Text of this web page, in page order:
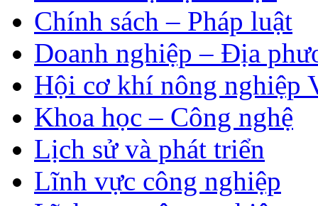
Chính sách – Pháp luật
Doanh nghiệp – Địa
Hội cơ khí nông nghiệp
Khoa học – Công nghệ
Lịch sử và phát triển
Lĩnh vực công nghiệp